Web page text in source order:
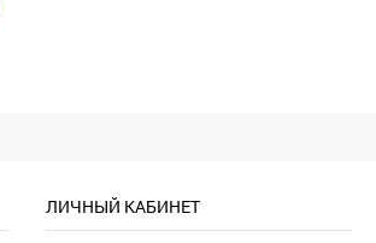
ЛИЧНЫЙ КАБИНЕТ